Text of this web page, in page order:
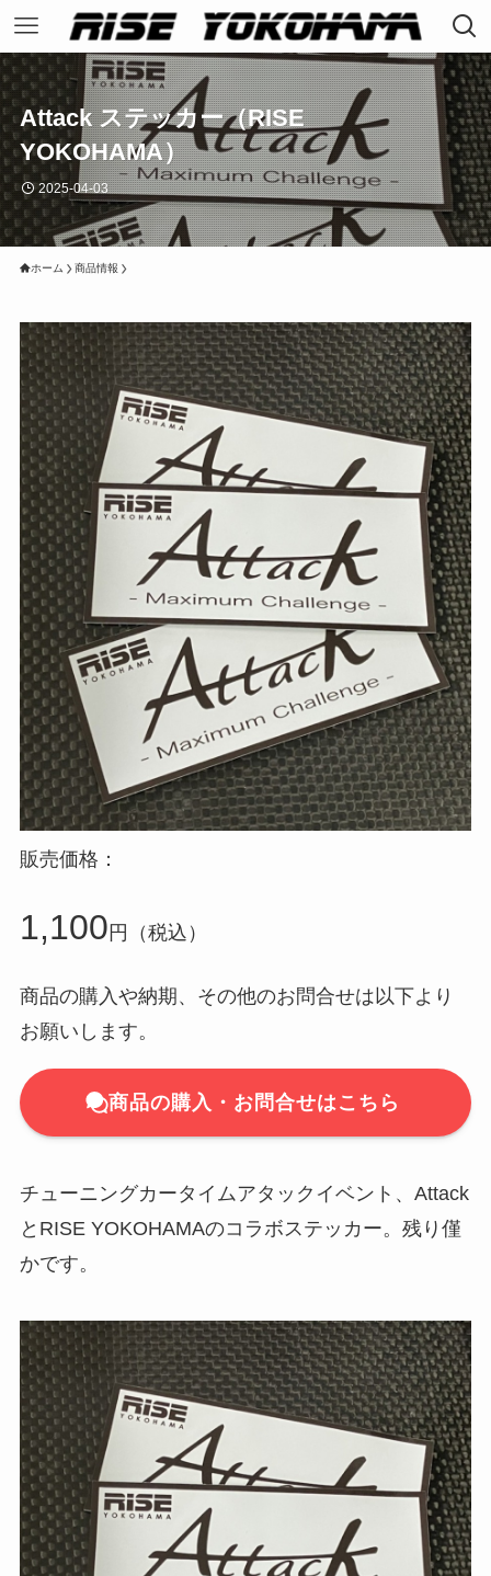
Attack ステッカー（RISE
YOKOHAMA）
2025-04-03
ホーム 商品情報
販売価格：
1,100 円（税込）
商品の購入や納期、その他のお問合せは以下より
お願いします。
商品の購入・お問合せはこちら
チューニングカータイムアタックイベント、Attack
とRISE YOKOHAMAのコラボステッカー。残り僅
かです。